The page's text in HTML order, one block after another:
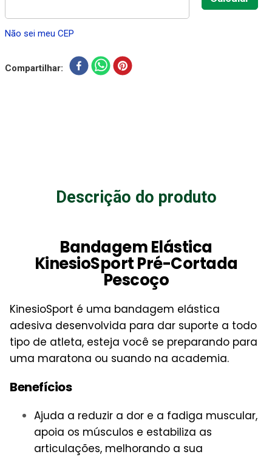
Não sei meu CEP
Compartilhar
Descrição do produto
Bandagem Elástica
KinesioSport Pré-Cortada
Pescoço
KinesioSport é uma bandagem elástica
adesiva desenvolvida para dar suporte a todo
tipo de atleta, esteja você se preparando para
uma maratona ou suando na academia.
Benefícios
Ajuda a reduzir a dor e a fadiga muscular,
apoia os músculos e estabiliza as
articulações, melhorando a sua